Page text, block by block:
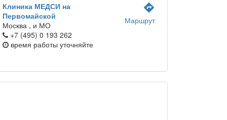
Клиника МЕДСИ на
Первомайской
Москва , и МО
+7 (495) 0 193 262
время работы уточняйте
directions
Маршрут